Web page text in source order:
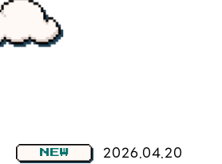
NEW 2026.04.20